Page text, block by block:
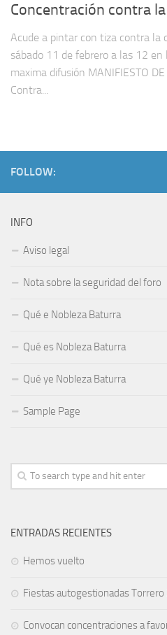
Concentración contra
Acude a pintar con tiza contra la
sábado 11 de febrero a las 12 en
maxima difusión MANIFIESTO
Contra...
FOLLOW:
INFO
Aviso legal
Nota sobre la seguridad del foro
Qué e Nobleza Baturra
Qué es Nobleza Baturra
Qué ye Nobleza Baturra
Sample Page
ENTRADAS RECIENTES
Hemos vuelto
Fiestas autogestionadas Torrero
Convocan concentraciones a